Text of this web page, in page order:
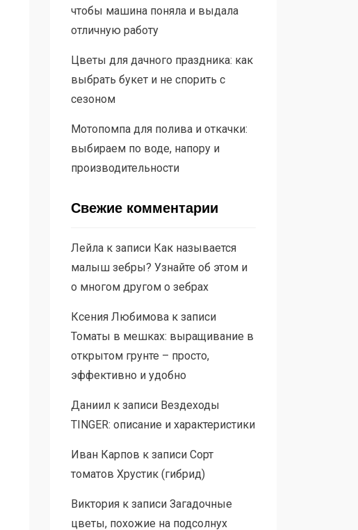
чтобы машина поняла и выдала
отличную работу
Цветы для дачного праздника: как
выбрать букет и не спорить с
сезоном
Мотопомпа для полива и откачки:
выбираем по воде, напору и
производительности
Свежие комментарии
Лейлак записи Как называется
малыш зебры? Узнайте об этом и
о многом другом о зебрах
Ксения Любимовак записи
Томаты в мешках: выращивание в
открытом грунте – просто,
эффективно и удобно
Даниилк записи Вездеходы
TINGER: описание и характеристики
Иван Карпов к записи Сорт
томатов Хрустик (гибрид)
Викторияк записи Загадочные
цветы, похожие на подсолнух